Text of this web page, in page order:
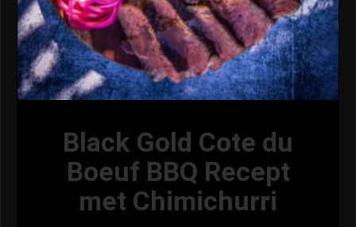
Black Gold Cote du
Boeuf BBQ Recept
met Chimichurri